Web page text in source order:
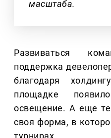
масштаба.
Развиваться
поддержка
благодаря
площадке
освещение. А еще
своя форма, в
турнирах.